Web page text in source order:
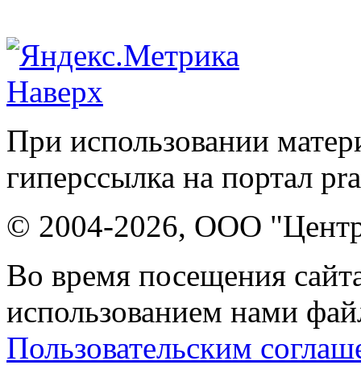
Наверх
При использовании
гиперссылка на портал
© 2004-2026, ООО "Центр
Во время посещения
использованием нами
Пользовательским